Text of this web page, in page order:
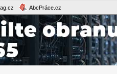
AbcPráce.cz